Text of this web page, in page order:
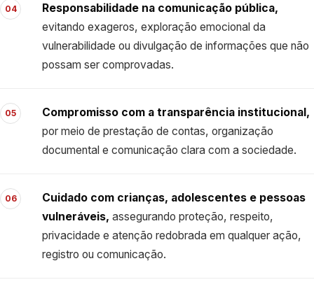
04
Responsabilidade na comunicação pública,
evitando exageros, exploração emocional da
vulnerabilidade ou divulgação de informações que não
possam ser comprovadas.
05
Compromisso com a transparência institucional,
por meio de prestação de contas, organização
documental e comunicação clara com a sociedade.
06
Cuidado com crianças, adolescentes e pessoas
vulneráveis, assegurando proteção, respeito,
privacidade e atenção redobrada em qualquer ação,
registro ou comunicação.